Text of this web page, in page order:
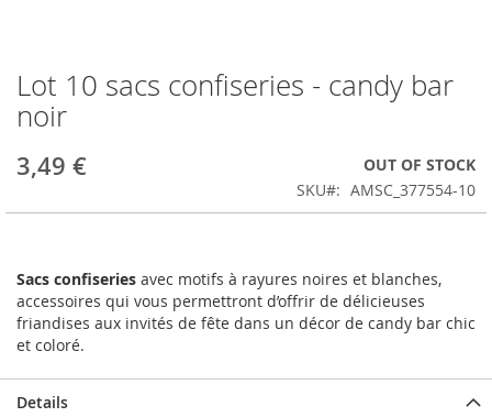
Skip
to
the
of
images
Lot 10 sacs confiseries - candy bar
noir
3,49 €
OUT OF STOCK
SKU
AMSC_377554-10
Sacs confiseries avec motifs à rayures noires et blanches,
accessoires qui vous permettront d’offrir de délicieuses
friandises aux invités de fête dans un décor de candy bar chic
et coloré.
Details